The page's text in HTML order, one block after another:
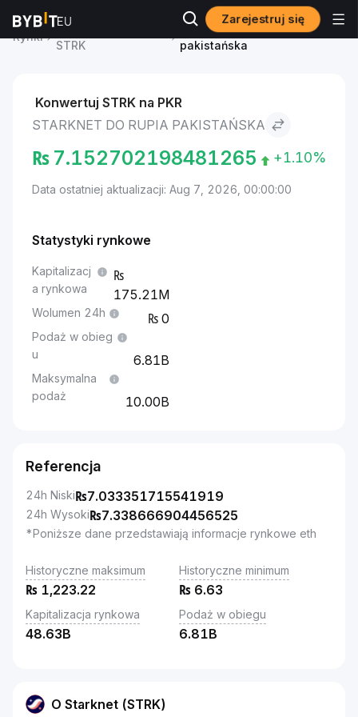
Zarejestruj się
Rynki
Cena Starknet
STRK
Starknet to Rupia
pakistańska
Konwertuj STRK na PKR
STARKNET DO RUPIA PAKISTAŃSKA
₨ 7.152702198481265 +1.10%
Data ostatniej aktualizacji: Aug 7, 2026, 00:00:00
Statystyki rynkowe
Kapitalizacj
a rynkowa
175.21M
Wolumen 24h 0
Podaż w obieg
u
6.81B
Maksymalna
podaż
10.00B
Referencja
24h Niski₨7.033351715541919
24h Wysoki₨7.338666904456525
*Poniższe dane przedstawiają informacje rynkowe eth
Historyczne maksimum
₨ 1,223.22
Historyczne minimum
₨ 6.63
Kapitalizacja rynkowa
48.63B
Podaż w obiegu
6.81B
O Starknet (STRK)